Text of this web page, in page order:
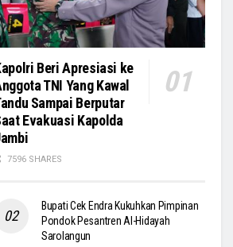
Beri Apresiasi ke
TNI Yang Kawal
Sampai Berputar
Evakuasi Kapolda
7596 SHARES
Bupati Cek Endra Kukuhkan Pimpinan
Pondok Pesantren Al-Hidayah
Sarolangun